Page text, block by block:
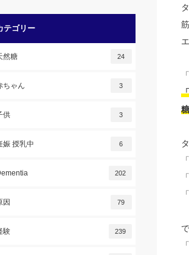
テゴリー
然糖 24
ちゃん 3
供 3
娠 授乳中 6
202
因 79
験 239